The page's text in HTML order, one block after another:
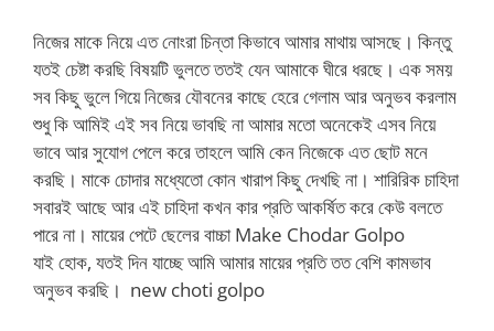
নিজের মাকে নিয়ে এত নোংরা চিন্তা কিভাবে আমার মাথায় আসছে। কিন্তু
যতই চেষ্টা করছি বিষয়টি ভুলতে ততই যেন আমাকে ঘীরে ধরছে। এক সময়
সব কিছু ভুলে গিয়ে নিজের যৌবনের কাছে হেরে গেলাম আর অনুভব করলাম
শুধু কি আমিই এই সব নিয়ে ভাবছি না আমার মতো অনেকেই এসব নিয়ে
ভাবে আর সুযোগ পেলে করে তাহলে আমি কেন নিজেকে এত ছোট মনে
করছি। মাকে চোদার মধ্যেতো কোন খারাপ কিছু দেখছি না। শারিরিক চাহিদা
সবারই আছে আর এই চাহিদা কখন কার প্রতি আকর্ষিত করে কেউ বলতে
পারে না। মায়ের পেটে ছেলের বাচ্চা Make Chodar Golpo
যাই হোক, যতই দিন যাচ্ছে আমি আমার মায়ের প্রতি তত বেশি কামভাব
অনুভব করছি। new choti golpo